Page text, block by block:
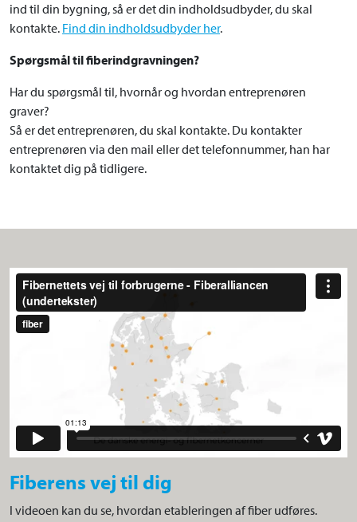
ind til din bygning, så er det din indholdsudbyder, du skal
kontakte. Find din indholdsudbyder her.
Spørgsmål til fiberindgravningen?
Har du spørgsmål til, hvornår og hvordan entreprenøren
graver?
Så er det entreprenøren, du skal kontakte. Du kontakter
entreprenøren via den mail eller det telefonnummer, han har
kontaktet dig på tidligere.
Fiberens vej til dig
I videoen kan du se, hvordan etableringen af fiber udføres.